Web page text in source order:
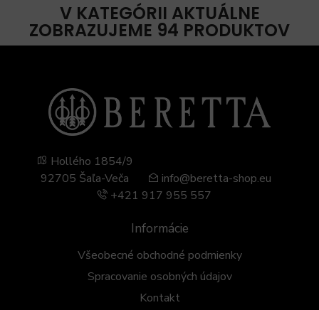
V KATEGÓRII AKTUÁLNE
ZOBRAZUJEME 94 PRODUKTOV
Informácie
Všeobecné obchodné podmienky
Spracovanie osobných údajov
Kontakt
Hollého 1854/9
92705 Šaľa-Veča
info@beretta-shop.eu
+421 917 955 557